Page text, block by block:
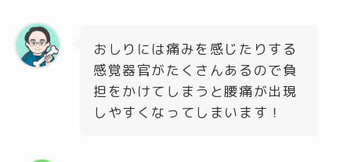
おしりには痛みを感じたりする
感覚器官がたくさんあるので負
担をかけてしまうと腰痛が出現
しやすくなってしまいます！